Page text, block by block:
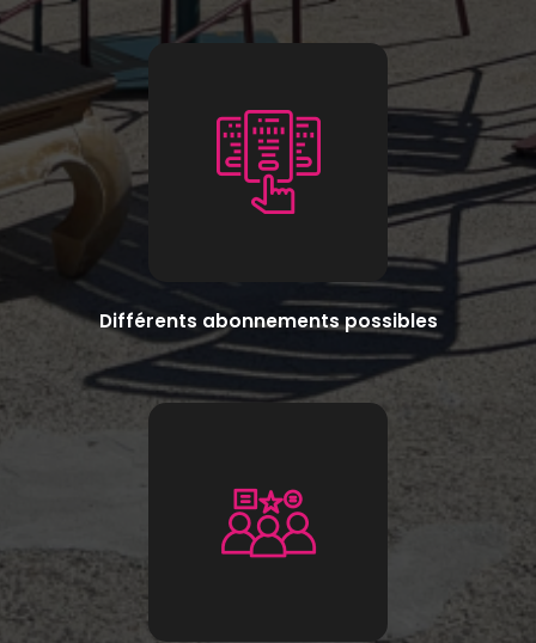
Différents abonnements possibles